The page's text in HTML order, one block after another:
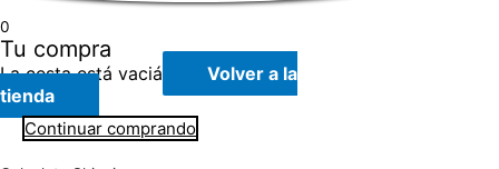
0
Tu compra
La cesta está vaciá
Volver a la
tienda
Continuar comprando